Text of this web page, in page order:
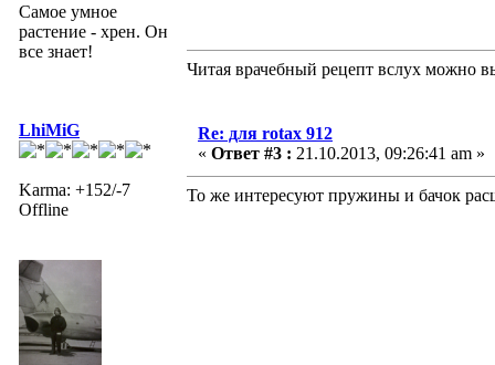
Самое умное
растение - хрен. Он
все знает!
Читая врачебный рецепт вслух можно
LhiMiG
Karma: +152/-7
Offline
Re: для rotax 912
« Ответ #3 : 21.10.2013, 09:26:41 am »
То же интересуют пружины и бачок